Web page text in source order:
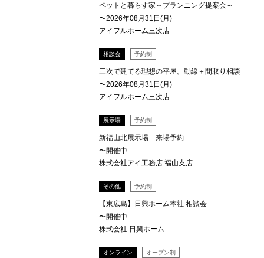
ペットと暮らす家～プランニング提案会～
〜2026年08月31日(月)
アイフルホーム三次店
相談会 予約制
三次で建てる理想の平屋。動線＋間取り相談
〜2026年08月31日(月)
アイフルホーム三次店
展示場 予約制
新福山北展示場 来場予約
〜開催中
株式会社アイ工務店 福山支店
その他 予約制
【東広島】日興ホーム本社 相談会
〜開催中
株式会社 日興ホーム
オンライン オープン制